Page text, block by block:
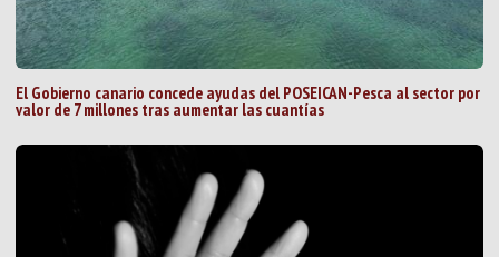
El Gobierno canario concede ayudas del POSEICAN-Pesca al sector por
valor de 7 millones tras aumentar las cuantías